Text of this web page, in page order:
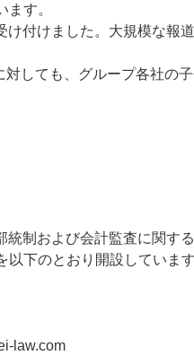
す。
付けました。大規模な
しても、グループ各社の
制および会計監査に関
下のとおり開設していま
law.com